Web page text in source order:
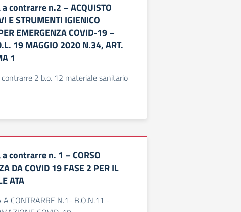
contrarre n.2 – ACQUISTO
E STRUMENTI IGIENICO
EMERGENZA COVID-19 –
19 MAGGIO 2020 N.34, ART.
1
2 b.o. 12 materiale sanitario
contrarre n. 1 – CORSO
DA COVID 19 FASE 2 PER IL
ATA
A CONTRARRE N.1- B.O.N.11 -